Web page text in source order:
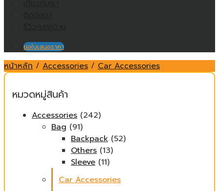
ขอใบเสนอราคา
หน้าหลัก / Accessories / Car Accessories
หมวดหมู่สินค้า
Accessories (242)
Bag (91)
Backpack (52)
Others (13)
Sleeve (11)
Car Accessories